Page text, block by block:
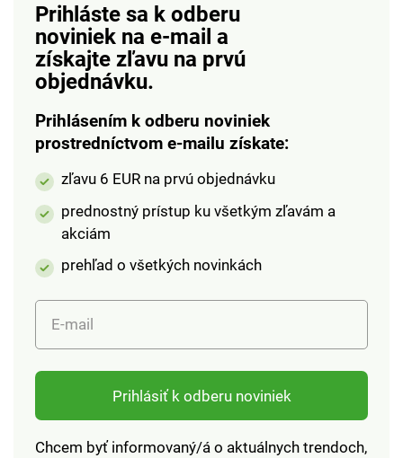
pohodlné zbalenie.
Materiál je odolný
proti pachom z
vlhkosti. Materiál:
mikrovlákno - 85%
polyester, 15%
polyamid. Rozmery:
športové aktivity Na
cesty aj na doma
Ľahký a skladný na
minimum Super
mäkký a príjemný k
pokožke Schopnosť
vysokej absorpcie
Rýchloschnúci
Elastické pútko na
pohodlnému zbaleniu
Prihláste sa k odberu
noviniek na e-mail a
získajte zľavu na prvú
objednávku.
Prihlásením k odberu noviniek
prostredníctvom e-mailu získate:
zľavu 6 EUR na prvú objednávku
prednostný prístup ku všetkým zľavám a
akciám
prehľad o všetkých novinkách
E-mail
Prihlásiť k odberu noviniek
Chcem byť informovaný/á o aktuálnych trendoch,